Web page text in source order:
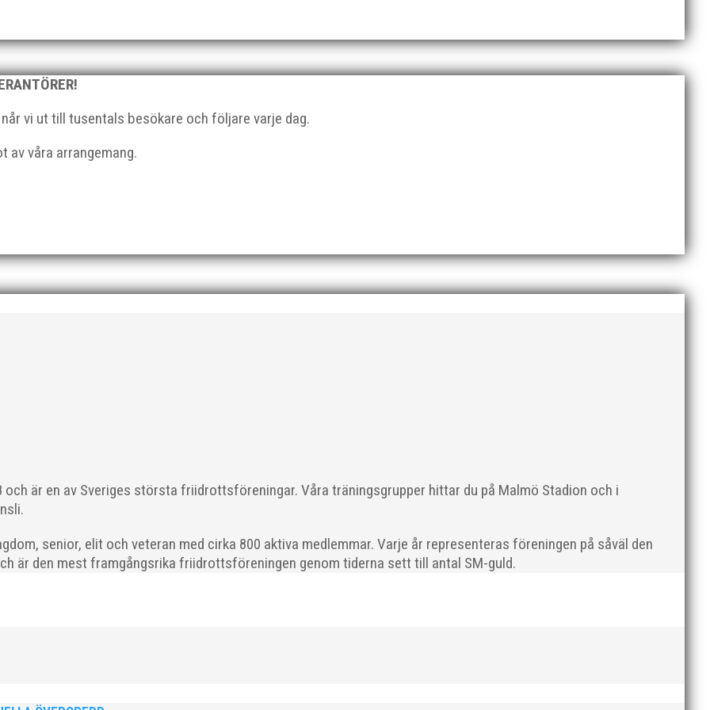
vi ut till tusentals besökare och följare varje dag.
av våra arrangemang.
är en av Sveriges största friidrottsföreningar. Våra träningsgrupper hittar du på Malmö Stadion och i
senior, elit och veteran med cirka 800 aktiva medlemmar. Varje år representeras föreningen på såväl den
är den mest framgångsrika friidrottsföreningen genom tiderna sett till antal SM-guld.
MAI RUNNERS som sprang det mysiga Sylvesterloppet på självaste nyårsafton. Formen är enkel, ett eller två varv
med tidtagning på de fem främsta i varje...
vara med och skapa glädje, gemenskap och utveckling i en av Sveriges största friidrottsföreningar? Malmö
relationsbyggande och affärsinriktad...
80- och 90-talet, då jag själv var aktiv, var han för mig en handlingskraftig ledare som alltid var på plats och igång
vän, Bengt Bendéus,...
beroende på var man befinner sig i organisationen. Här kommer en liten sammanfattning från mig som
i våra olika verksamhetsben. BroloppetAtt...
2008–2018 till ett sista träningspass på Malmö Stadion innan den rivs. Bilder, klicka här! Foto: Thomas Leandersson